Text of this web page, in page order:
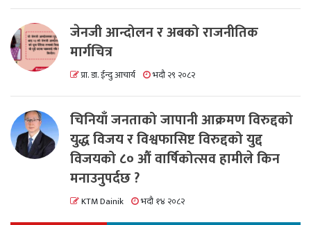
जेनजी आन्दोलन र अबको राजनीतिक
मार्गचित्र
प्रा. डा. ईन्दु आचार्य भदौ २९ २०८२
चिनियाँ जनताको जापानी आक्रमण विरुद्दको
युद्ध विजय र विश्वफासिष्ट विरुद्दको युद्द
विजयको ८० औं वार्षिकोत्सव हामीले किन
मनाउनुपर्दछ ?
KTM Dainik भदौ १४ २०८२